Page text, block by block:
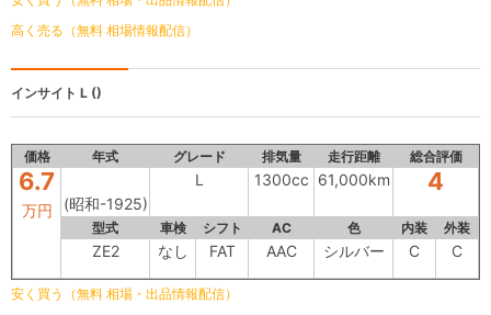
高く売る（無料 相場情報配信）
インサイト L ()
価格 年式 グレード 排気量 走行距離 総合評価
6.7
万円 (昭和-1925)
L 1300cc 61,000km 4
型式 車検 シフト AC 色 内装 外装
ZE2 なし FAT AAC シルバー C C
安く買う（無料 相場・出品情報配信）